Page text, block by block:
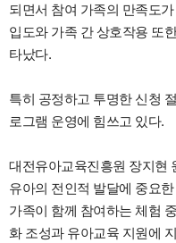
되면서 참여 가족의 만족도
입도와 가족 간 상호작용 또
타났다.
특히 공정하고 투명한 신청
로그램 운영에 힘쓰고 있다.
대전유아교육진흥원 장지현
유아의 전인적 발달에 중요
가족이 함께 참여하는 체험
화 조성과 유아교육 지원에